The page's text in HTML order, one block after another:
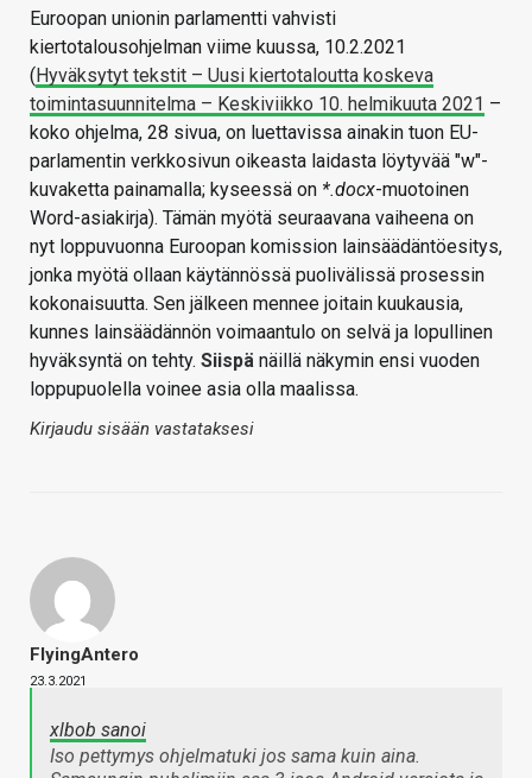
Euroopan unionin parlamentti vahvisti
kiertotalousohjelman viime kuussa, 10.2.2021
(Hyväksytyt tekstit – Uusi kiertotaloutta koskeva
toimintasuunnitelma – Keskiviikko 10. helmikuuta 2021 –
koko ohjelma, 28 sivua, on luettavissa ainakin tuon EU-
parlamentin verkkosivun oikeasta laidasta löytyvää "w"-
kuvaketta painamalla; kyseessä on *.docx-muotoinen
Word-asiakirja). Tämän myötä seuraavana vaiheena on
nyt loppuvuonna Euroopan komission lainsäädäntöesitys,
jonka myötä ollaan käytännössä puolivälissä prosessin
kokonaisuutta. Sen jälkeen mennee joitain kuukausia,
kunnes lainsäädännön voimaantulo on selvä ja lopullinen
hyväksyntä on tehty. Siispä näillä näkymin ensi vuoden
loppupuolella voinee asia olla maalissa.
Kirjaudu sisään vastataksesi
FlyingAntero
23.3.2021
xlbob sanoi
Iso pettymys ohjelmatuki jos sama kuin aina.